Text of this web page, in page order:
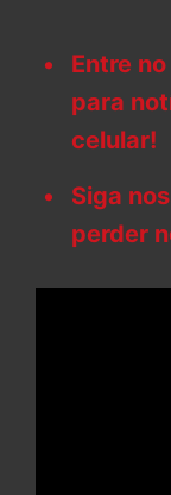
Entre
para
celular!
Siga
perder